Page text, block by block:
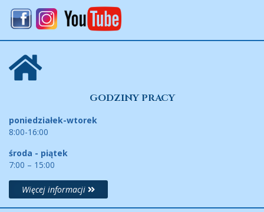
GODZINY PRACY
poniedziałek-wtorek
8:00-16:00
środa - piątek
7:00 – 15:00
Więcej informacji